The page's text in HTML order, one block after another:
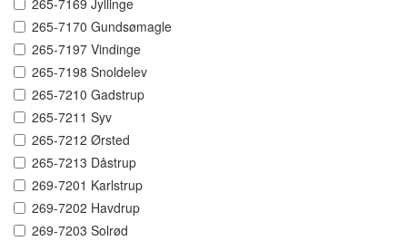
265-7169 Jyllinge
265-7170 Gundsømagle
265-7197 Vindinge
265-7198 Snoldelev
265-7210 Gadstrup
265-7211 Syv
265-7212 Ørsted
265-7213 Dåstrup
269-7201 Karlstrup
269-7202 Havdrup
269-7203 Solrød